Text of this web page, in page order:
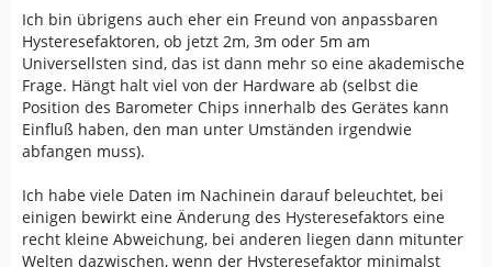
akkuraten Wert erwarten. Klappt natürlich nicht und
jeder ist enttäuscht.
Wir hatten z.B. noch nie die Diskussion, dass sich jemand
über 50Hm Differenz bei einer 1200Hm Tour beschwert
hat. Wohl aber bei 50Hm wenn es nur ein paar hundert
Höhenmeter waren. Klar relativ ist das mehr. Aufgrund
des Mess- und Auswerteverfahrens aber erwartbar und
erklärbar.
Der einzige ärgerliche Fehler entsteht wenn
zwischendurch nach schlechtem Empfang bei Garmin die
Ich bin übrigens auch eher ein Freund von anpassbaren
Hysteresefaktoren, ob jetzt 2m, 3m oder 5m am
Universellsten sind, das ist dann mehr so eine akademische
Frage. Hängt halt viel von der Hardware ab (selbst die
Position des Barometer Chips innerhalb des Gerätes kann
Einfluß haben, den man unter Umständen irgendwie
abfangen muss).
Ich habe viele Daten im Nachinein darauf beleuchtet, bei
einigen bewirkt eine Änderung des Hysteresefaktors eine
recht kleine Abweichung, bei anderen liegen dann mitunter
Welten dazwischen, wenn der Hysteresefaktor minimalst